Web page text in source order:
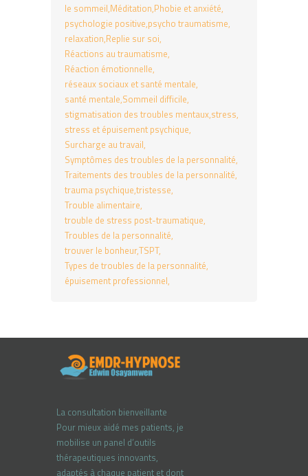
le sommeil Méditation Phobie et anxiété
psychologie positive psycho traumatisme
relaxation Replie sur soi
Réactions au traumatisme
Réaction émotionnelle
réseaux sociaux et santé mentale
santé mentale Sommeil difficile
stigmatisation des troubles mentaux stress
stress et épuisement psychique
Surcharge au travail
Symptômes des troubles de la personnalité
Traitements des troubles de la personnalité
trauma psychique tristesse
Trouble alimentaire
trouble de stress post-traumatique
Troubles de la personnalité
trouver le bonheurTSPT
Types de troubles de la personnalité
épuisement professionnel
La consultation bienveillante
Pour mieux aidé mes patients, je
mobilise un panel d’outils
thérapeutiques innovants,
adaptés à chaque patient et dont